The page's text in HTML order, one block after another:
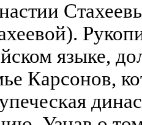
языке,
Карсонов,